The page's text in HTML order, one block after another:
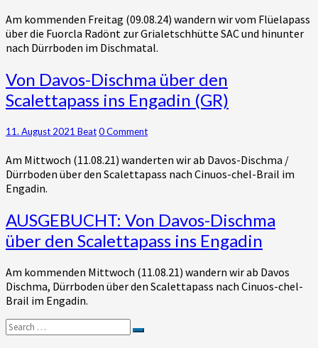
SAC
–
Dürrboden
Am kommenden Freitag (09.08.24) wandern wir vom Flüelapass
über die Fuorcla Radönt zur Grialetschhütte SAC und hinunter
nach Dürrboden im Dischmatal.
Von
Davos-
Dischma
den
ins
Engadin
(GR)
Von Davos-Dischma über den
Scalettapass ins Engadin (GR)
11. August 2021 BeatComments
0 Comment
Am Mittwoch (11.08.21) wanderten wir ab Davos-Dischma /
Dürrboden über den Scalettapass nach Cinuos-chel-Brail im
Engadin.
AUSGEBUCHT:
Von
Davos-
über
den
Scalettapass
ins
Engadin
AUSGEBUCHT: Von Davos-Dischma
über den Scalettapass ins Engadin
Am kommenden Mittwoch (11.08.21) wandern wir ab Davos
Dischma, Dürrboden über den Scalettapass nach Cinuos-chel-
Brail im Engadin.
Search
for:
Search